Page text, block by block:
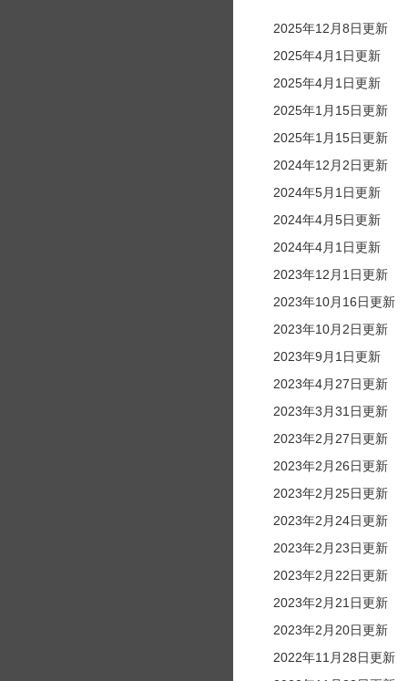
2025年12月8日更新
2025年4月1日更新
2025年4月1日更新
2025年1月15日更新
2025年1月15日更新
2024年12月2日更新
2024年5月1日更新
2024年4月5日更新
2024年4月1日更新
2023年12月1日更新
2023年10月16日更新
2023年10月2日更新
2023年9月1日更新
2023年4月27日更新
2023年3月31日更新
2023年2月27日更新
2023年2月26日更新
2023年2月25日更新
2023年2月24日更新
2023年2月23日更新
2023年2月22日更新
2023年2月21日更新
2023年2月20日更新
2022年11月28日更新